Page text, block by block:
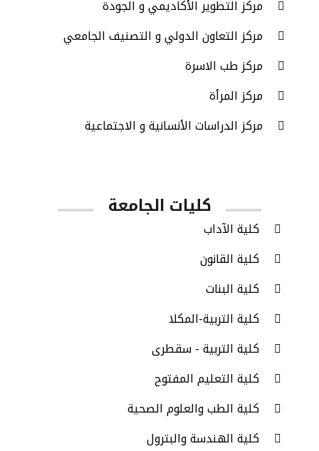
مركز التطوير الأكاديمي و الجودة
مركز التعاون الدولي و التصنيف الجامعي
مركز طب الاسرة
مركز المرأة
مركز الدراسات الأنسانية و الاجتماعية
كليات الجامعة
كلية الآداب
كلية القانون
كلية البنات
كلية التربية-المكلا
كلية التربية - سقطرى
كلية التعليم المفتوح
كلية الطب والعلوم الصحية
كلية الهندسة والبترول